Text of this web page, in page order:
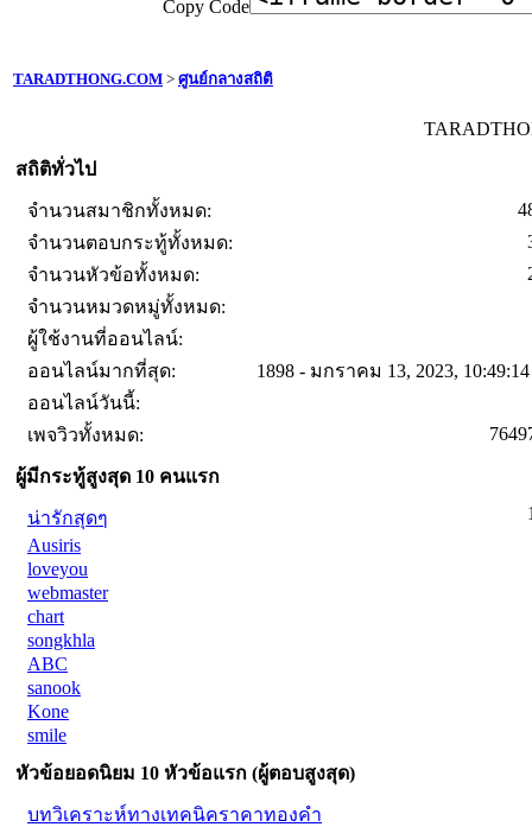
Copy Code
TARADTHONG.COM > ศูนย์กลางสถิติ
สถิติทั่วไป
จำนวนสมาชิกทั้งหมด:
จำนวนตอบกระทู้ทั้งหมด:
จำนวนหัวข้อทั้งหมด:
จำนวนหมวดหมู่ทั้งหมด:
ผู้ใช้งานที่ออนไลน์:
ออนไลน์มากที่สุด:
1898 - มกราคม 13, 2023,
ออนไลน์วันนี้:
เพจวิวทั้งหมด:
ผู้มีกระทู้สูงสุด 10 คนแรก
น่ารักสุดๆ
Ausiris
loveyou
webmaster
chart
songkhla
ABC
sanook
Kone
smile
หัวข้อยอดนิยม 10 หัวข้อแรก (ผู้ตอบสูงสุด)
บทวิเคราะห์ทางเทคนิคราคาทองคำ